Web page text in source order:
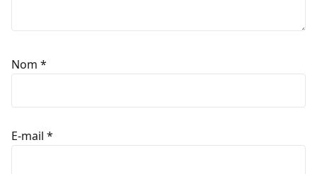
Nom *
E-mail *